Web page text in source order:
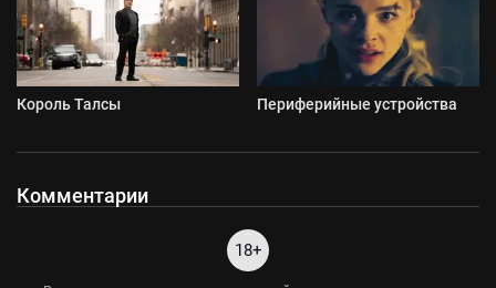
Король Талсы Периферийные устройства
Комментарии
18+